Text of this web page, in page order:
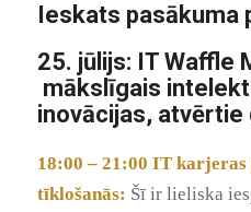
Ieskats pasākuma
25. jūlijs: IT Waffle
mākslīgais
inovācijas, atvērtie
18:00 – 21:00 IT karjeras
tīklošanās: Šī ir lieliska